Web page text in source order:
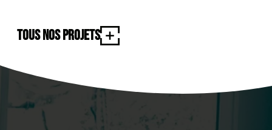
Tous nos projets